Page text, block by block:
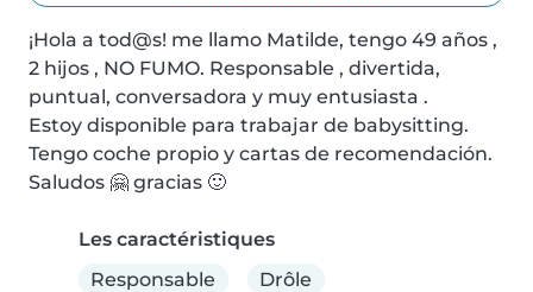
¡Hola a tod@s! me llamo Matilde, tengo 49 años ,
2 hijos , NO FUMO. Responsable , divertida,
puntual, conversadora y muy entusiasta .
Estoy disponible para trabajar de babysitting.
Tengo coche propio y cartas de recomendación.
Saludos 🤗 gracias 🙂
Les caractéristiques
Responsable
Drôle